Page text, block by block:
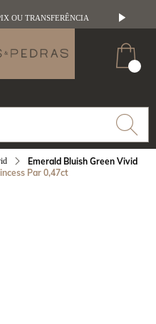
OU TRANSFERÊNCIA
Emerald Bluish Green Vivid
Par 0,47ct